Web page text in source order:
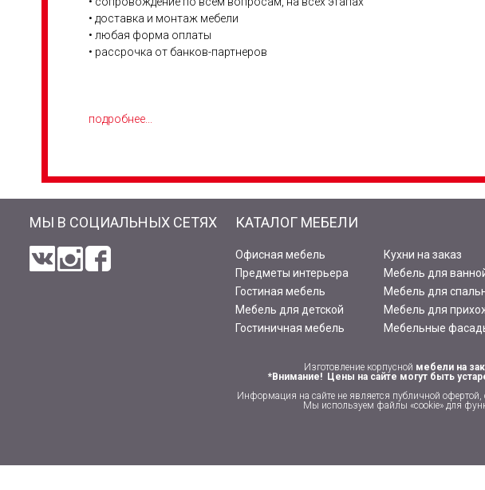
• доставка и монтаж мебели
• любая форма оплаты
• рассрочка от банков-партнеров
подробнее...
МЫ В СОЦИАЛЬНЫХ СЕТЯХ КАТАЛОГ МЕБЕЛИ
Офисная мебель
Предметы интерьера
Гостиная мебель
Мебель для детской
Гостиничная мебель
Кухни на заказ
Мебель для
Мебель для
Мебель для
Мебельные
Изготовление корпусной мебели на
*Внимание! Цены на сайте могут быть
Информация на сайте не является публичной
Мы используем файлы «cookie» для